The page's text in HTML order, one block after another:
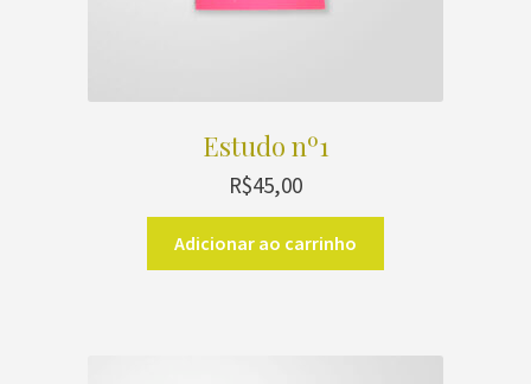
Estudo nº1
R$45,00
Adicionar ao carrinho